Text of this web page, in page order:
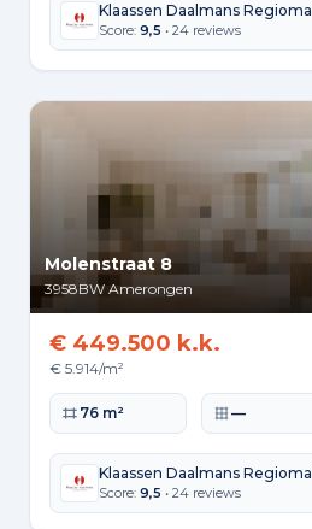
Klaassen Daalmans
Score: 9,5 • 24 reviews
Molenstraat 8
3958BW Amerongen
€ 449.500 k.k.
€ 5.914/m²
Woonoppervlakte
76 m² —
Klaassen Daalmans
Score: 9,5 • 24 reviews